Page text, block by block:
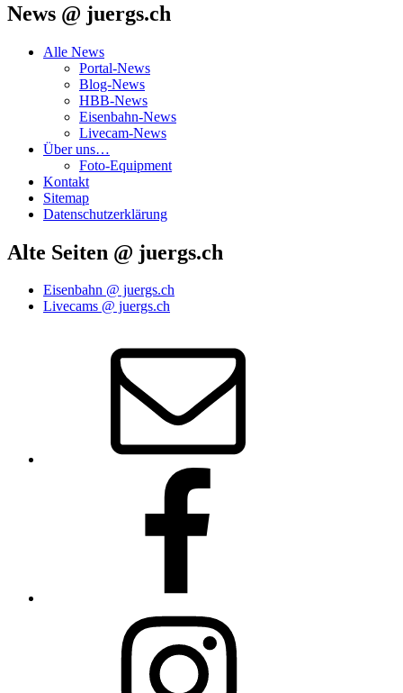
News @ juergs.ch
Alle News
Portal-News
Blog-News
HBB-News
Eisenbahn-News
Livecam-News
Über uns…
Foto-Equipment
Kontakt
Sitemap
Datenschutzerklärung
Alte Seiten @ juergs.ch
Eisenbahn @ juergs.ch
Livecams @ juergs.ch